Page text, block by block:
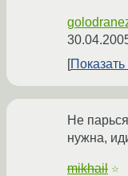
Показать
Не
нужна,
mikhail ☆